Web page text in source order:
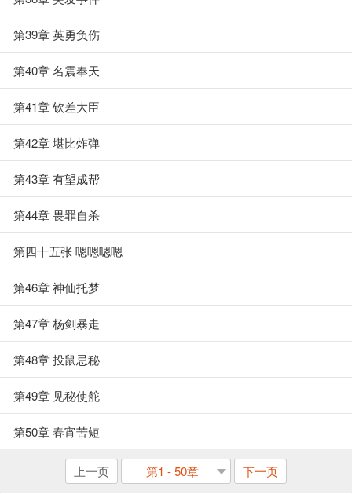
第39章 英勇负伤
第40章 名震奉天
第41章 钦差大臣
第42章 堪比炸弹
第43章 有望成帮
第44章 畏罪自杀
第四十五张 嗯嗯嗯嗯
第46章 神仙托梦
第47章 杨剑暴走
第48章 投鼠忌秘
第49章 见秘使舵
第50章 春宵苦短
上一页 第1 - 50章 下一页